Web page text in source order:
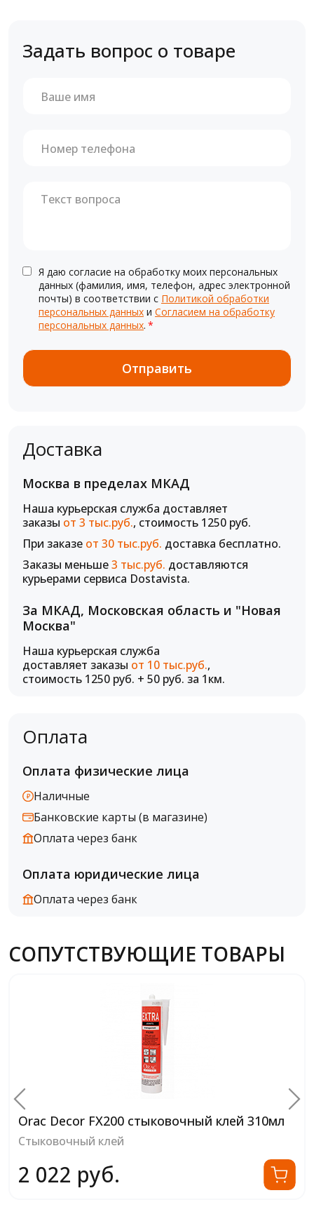
Задать вопрос о товаре
Я даю согласие на обработку моих персональных
данных (фамилия, имя, телефон, адрес электронной
почты) в соответствии с Политикой обработки
персональных данных и Согласием на обработку
персональных данных. *
Доставка
Москва в пределах МКАД
Наша курьерская служба доставляет
заказы от 3 тыс.руб., стоимость 1250 руб.
При заказе от 30 тыс.руб. доставка бесплатно.
Заказы меньше3 тыс.руб. доставляются
курьерами сервиса Dostavista.
За МКАД, Московская область и "Новая
Москва"
Наша курьерская служба
доставляет заказы от 10 тыс.руб.,
стоимость 1250 руб. + 50 руб. за 1км.
Оплата
Оплата физические лица
Наличные
Банковские карты (в магазине)
Оплата через банк
Оплата юридические лица
Оплата через банк
СОПУТСТВУЮЩИЕ ТОВАРЫ
Orac Decor FX200 стыковочный клей 310мл
Стыковочный клей
2 022 руб.